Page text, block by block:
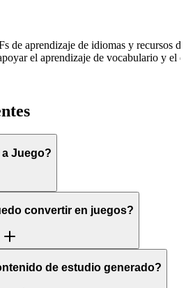
de aprendizaje de idiomas y recursos
el aprendizaje de vocabulario y el
Juego?
convertir en juegos?
de estudio generado?